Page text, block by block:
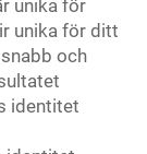
unika för
unika för ditt
och
identitet